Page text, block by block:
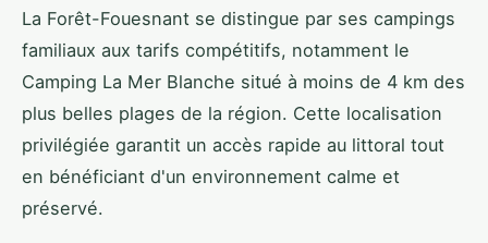
La Forêt-Fouesnant se distingue par ses campings
familiaux aux tarifs compétitifs, notamment le
Camping La Mer Blanche situé à moins de 4 km des
plus belles plages de la région. Cette localisation
privilégiée garantit un accès rapide au littoral tout
en bénéficiant d'un environnement calme et
préservé.